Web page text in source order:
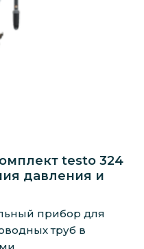
testo 324
давления и
прибор для
труб в